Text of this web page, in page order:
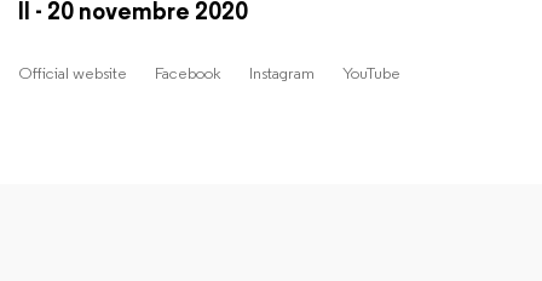
II - 20 novembre 2020
Official website Facebook Instagram YouTube